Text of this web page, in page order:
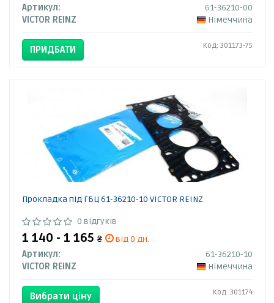
Артикул:
61-36210-00
VICTOR REINZ
Німеччина
ПРИДБАТИ Код: 301173-75
Прокладка під ГБЦ 61-36210-10 VICTOR REINZ
0 відгуків
1 140 - 1 165 ₴
від 0 дн.
Артикул:
61-36210-10
VICTOR REINZ
Німеччина
Вибрати ціну Код: 301174